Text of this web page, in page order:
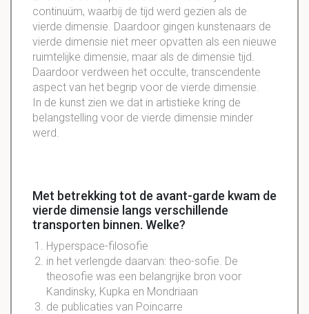
continuüm, waarbij de tijd werd gezien als de
vierde dimensie. Daardoor gingen kunstenaars de
vierde dimensie niet meer opvatten als een nieuwe
ruimtelijke dimensie, maar als de dimensie tijd.
Daardoor verdween het occulte, transcendente
aspect van het begrip voor de vierde dimensie.
In de kunst zien we dat in artistieke kring de
belangstelling voor de vierde dimensie minder
werd.
Met betrekking tot de avant-garde kwam de
vierde dimensie langs verschillende
transporten binnen. Welke?
Hyperspace-filosofie
in het verlengde daarvan: theo-sofie. De
theosofie was een belangrijke bron voor
Kandinsky, Kupka en Mondriaan
de publicaties van Poincarre